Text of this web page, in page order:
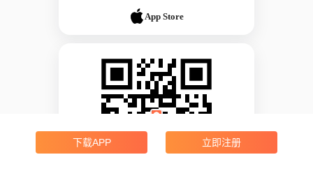
App Store
下载APP 立即注册